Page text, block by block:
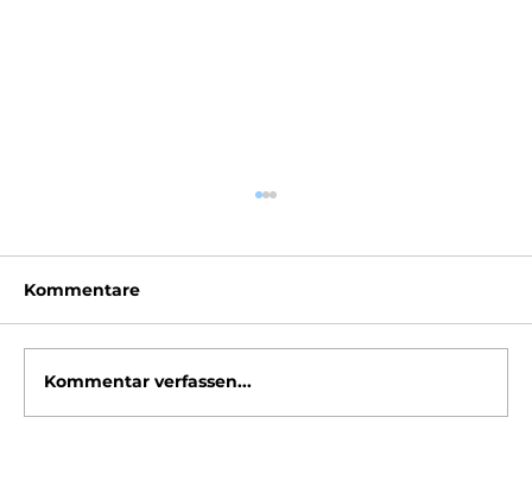
Kommentare
Kommentar verfassen...